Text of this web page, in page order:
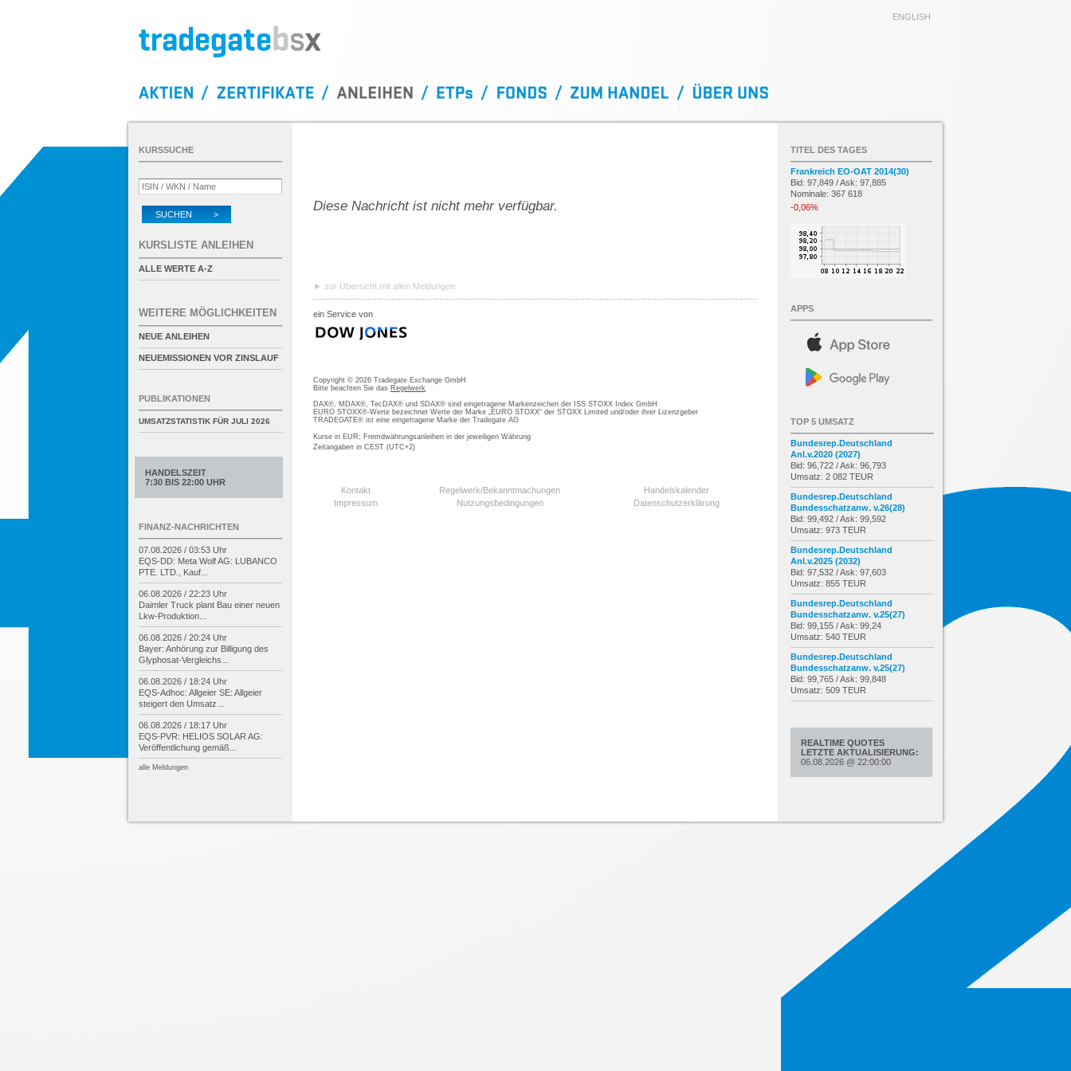
ENGLISH
Diese Nachricht ist nicht mehr verfügbar.
zur Übersicht mit allen Meldungen
ein Service von
Copyright © 2026 Tradegate Exchange GmbH
Bitte beachten Sie das Regelwerk
DAX®, MDAX®, TecDAX® und SDAX® sind eingetragene Markenzeichen der ISS STOXX Index GmbH
EURO STOXX®-Werte bezeichnet Werte der Marke „EURO STOXX“ der STOXX Limited und/oder ihrer Lizenzgeber
TRADEGATE® ist eine eingetragene Marke der Tradegate AG
Kurse in EUR; Fremdwährungsanleihen in der jeweiligen Währung
Zeitangaben in CEST (UTC+2)
Kontakt Regelwerk/Bekanntmachungen
Handelskalender
Impressum
Nutzungsbedingungen Datenschutzerklärung
KURSSUCHE
SUCHEN >
KURSLISTE ANLEIHEN
ALLE WERTE A-Z
WEITERE MÖGLICHKEITEN
NEUE ANLEIHEN
NEUEMISSIONEN VOR ZINSLAUF
PUBLIKATIONEN
UMSATZSTATISTIK FÜR JULI 2026
HANDELSZEIT
7:30 BIS 22:00 UHR
FINANZ-NACHRICHTEN
07.08.2026 / 03:53 Uhr
EQS-DD: Meta Wolf AG: LUBANCO
PTE. LTD., Kauf...
06.08.2026 / 22:23 Uhr
Daimler Truck plant Bau einer neuen
Lkw-Produktion...
06.08.2026 / 20:24 Uhr
Bayer: Anhörung zur Billigung des
Glyphosat-Vergleichs...
06.08.2026 / 18:24 Uhr
EQS-Adhoc: Allgeier SE: Allgeier
steigert den Umsatz...
06.08.2026 / 18:17 Uhr
EQS-PVR: HELIOS SOLAR AG:
Veröffentlichung gemäß...
alle Meldungen
TITEL DES TAGES
Frankreich EO-OAT 2014(30)
Bid: 97,849 / Ask: 97,885
Nominale: 367 618
-0,06%
APPS
TOP 5 UMSATZ
Bundesrep.Deutschland
Anl.v.2020 (2027)
Bid: 96,722 / Ask: 96,793
Umsatz: 2 082 TEUR
Bundesrep.Deutschland
Bundesschatzanw. v.26(28)
Bid: 99,492 / Ask: 99,592
Umsatz: 973 TEUR
Bundesrep.Deutschland
Anl.v.2025 (2032)
Bid: 97,532 / Ask: 97,603
Umsatz: 855 TEUR
Bundesrep.Deutschland
Bundesschatzanw. v.25(27)
Bid: 99,155 / Ask: 99,24
Umsatz: 540 TEUR
Bundesrep.Deutschland
Bundesschatzanw. v.25(27)
Bid: 99,765 / Ask: 99,848
Umsatz: 509 TEUR
REALTIME QUOTES
LETZTE AKTUALISIERUNG:
06.08.2026 @ 22:00:00